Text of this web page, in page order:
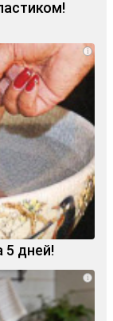
i
5 дней!
i